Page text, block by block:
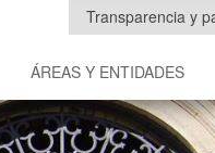
Transparencia y
ÁREAS Y ENTIDADES